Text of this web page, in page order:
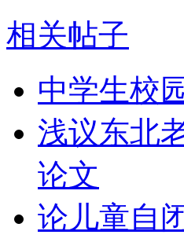
相关帖子
中学生校
浅议东北
论文
论儿童自